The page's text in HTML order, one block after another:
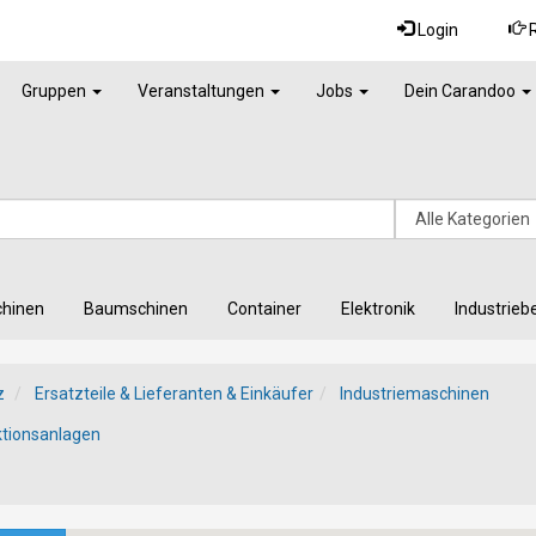
Login
Gruppen Veranstaltungen Jobs Dein Carandoo
Baumschinen Container Elektronik
Ersatzteile & Lieferanten & Einkäufer Industriemaschinen